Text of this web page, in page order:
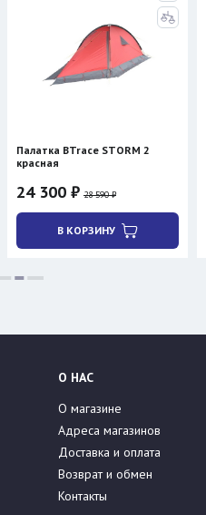
Палатка BTrace STORM 2
красная
24 300 ₽ 28 590 ₽
В КОРЗИНУ
О НАС
О магазине
Адреса магазинов
Доставка и оплата
Возврат и обмен
Контакты